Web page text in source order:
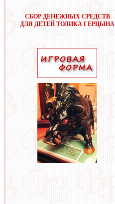
СБОР ДЕНЕЖНЫХ СРЕДСТВ
ДЛЯ ДЕТЕЙ ТОЛИКА ГЕРЦЫНА